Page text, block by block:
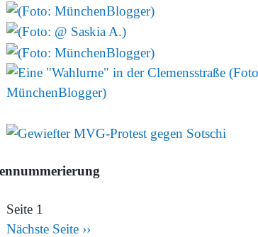
Seite 1
Nächste Seite ››